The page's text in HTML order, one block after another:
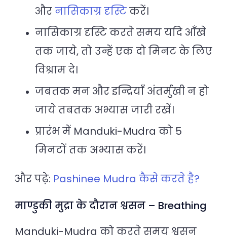
औरनासिकाग्र दृस्टिकरें।
नासिकाग्र दृस्टि करते समय यदि आँखे
तक जाये, तो उन्हें एक दो मिनट के लिए
विश्राम दे।
जबतक मन और इन्द्रियाँ अंतर्मुखी न हो
जाये तबतक अभ्यास जारी रखें।
प्रारंभ में Manduki-Mudra को 5
मिनटों तक अभ्यास करें।
और पढ़े: Pashinee Mudra कैसे करते है?
माण्डुकी मुद्रा के दौरान श्वसन – Breathing
Manduki-Mudra को करते समय श्वसन